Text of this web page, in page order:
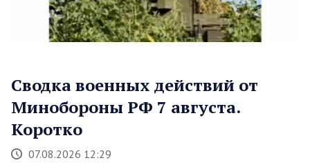
Сводка военных действий от
Минобороны РФ 7 августа.
Коротко
07.08.2026 12:29